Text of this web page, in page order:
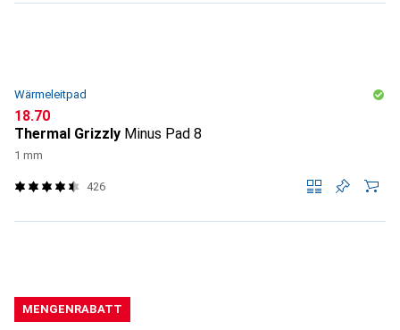
Wärmeleitpad
CHF
18.70
Thermal Grizzly Minus Pad 8
1 mm
426
MENGENRABATT